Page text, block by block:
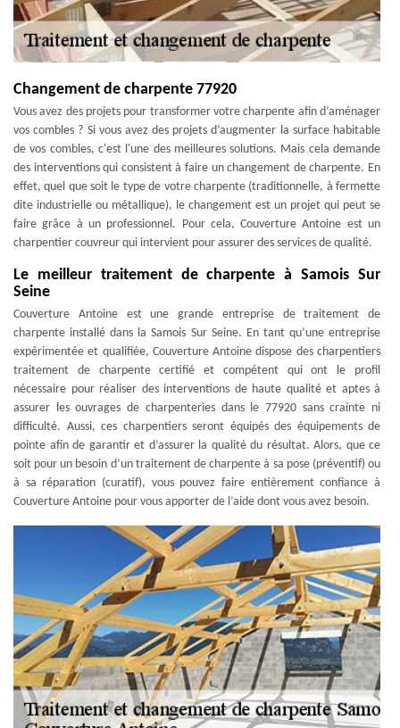
Changement de charpente 77920
Vous avez des projets pour transformer votre charpente afin d’aménager
vos combles ? Si vous avez des projets d’augmenter la surface habitable
de vos combles, c'est l'une des meilleures solutions. Mais cela demande
des interventions qui consistent à faire un changement de charpente. En
effet, quel que soit le type de votre charpente (traditionnelle, à fermette
dite industrielle ou métallique), le changement est un projet qui peut se
faire grâce à un professionnel. Pour cela, Couverture Antoine est un
charpentier couvreur qui intervient pour assurer des services de qualité.
Le meilleur traitement de charpente à Samois Sur
Seine
Couverture Antoine est une grande entreprise de traitement de
charpente installé dans la Samois Sur Seine. En tant qu’une entreprise
expérimentée et qualifiée, Couverture Antoine dispose des charpentiers
traitement de charpente certifié et compétent qui ont le profil
nécessaire pour réaliser des interventions de haute qualité et aptes à
assurer les ouvrages de charpenteries dans le 77920 sans crainte ni
difficulté. Aussi, ces charpentiers seront équipés des équipements de
pointe afin de garantir et d’assurer la qualité du résultat. Alors, que ce
soit pour un besoin d’un traitement de charpente à sa pose (préventif) ou
à sa réparation (curatif), vous pouvez faire entièrement confiance à
Couverture Antoine pour vous apporter de l’aide dont vous avez besoin.